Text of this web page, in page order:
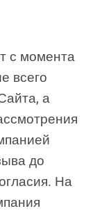
с момента
всего
а
до
На